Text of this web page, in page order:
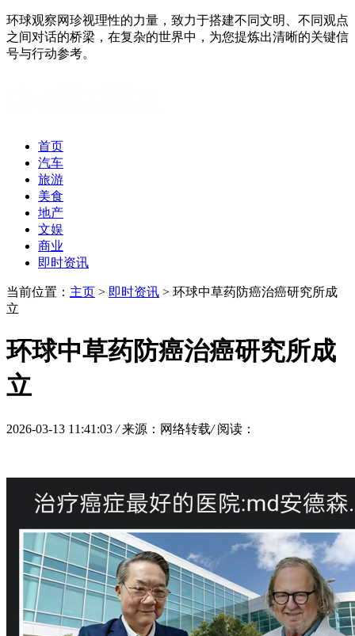
环球观察网珍视理性的力量，致力于搭建不同文明、不同观点
之间对话的桥梁，在复杂的世界中，为您提炼出清晰的关键信
号与行动参考。
首页
汽车
旅游
美食
地产
文娱
商业
即时资讯
当前位置： 主页 > 即时资讯 > 环球中草药防癌治癌研究所成
立
环球中草药防癌治癌研究所成
立
2026-03-13 11:41:03 / 来源：网络转载/ 阅读：